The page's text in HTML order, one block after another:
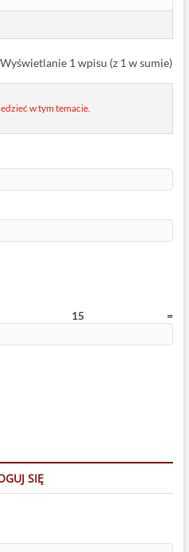
Wyświetlanie 1 wpisu (z 1 w sumie)
w tym temacie.
szesnaście − 15 =
SIĘ